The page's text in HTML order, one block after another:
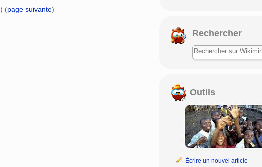
(page suivante)
Rechercher
Outils
Écrire un nouvel article